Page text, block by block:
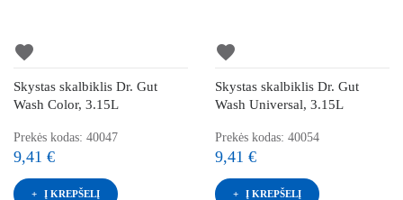
favorite
Skystas skalbiklis Dr. Gut
Wash Color, 3.15L
Prekės kodas: 40047
9,41 €
Į KREPŠELĮ
favorite
Skystas skalbiklis Dr. Gut
Wash Universal, 3.15L
Prekės kodas: 40054
9,41 €
Į KREPŠELĮ